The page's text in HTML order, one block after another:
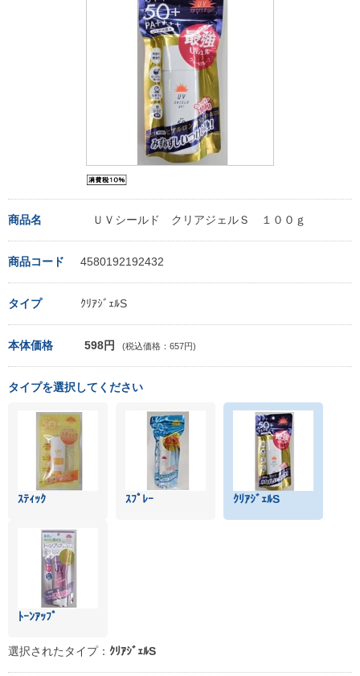
商品名 ＵＶシールド クリアジェルＳ １００ｇ
商品コード 4580192192432
タイプ ｸﾘｱｼﾞｪﾙS
本体価格 598円 (税込価格：657円)
タイプを選択してください
ｽﾃｨｯｸ ｽﾌﾟﾚｰ ｸﾘｱｼﾞｪﾙS
ﾄｰﾝｱｯﾌﾟ
選択されたタイプ： ｸﾘｱｼﾞｪﾙS